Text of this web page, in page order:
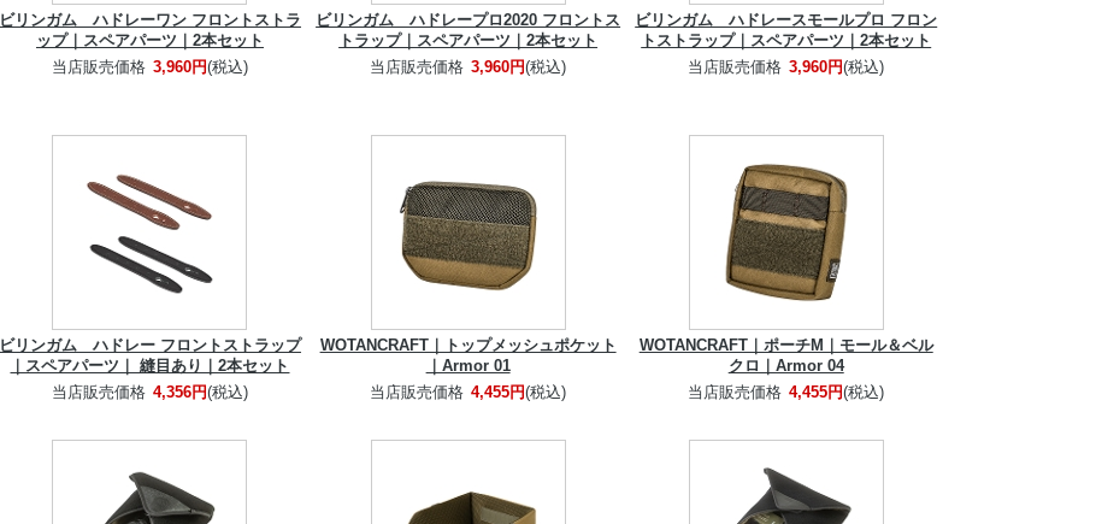
ビリンガム ハドレーワン フロントストラ
ップ｜スペアパーツ｜2本セット
当店販売価格 3,960円(税込)
ビリンガム ハドレープロ2020 フロントス
トラップ｜スペアパーツ｜2本セット
当店販売価格 3,960円(税込)
ビリンガム ハドレースモールプロ フロン
トストラップ｜スペアパーツ｜2本セット
当店販売価格 3,960円(税込)
ビリンガム ハドレー フロントストラップ
｜スペアパーツ｜ 縫目あり｜2本セット
当店販売価格 4,356円(税込)
WOTANCRAFT｜トップメッシュポケット
｜Armor 01
当店販売価格 4,455円(税込)
WOTANCRAFT｜ポーチM｜モール＆ベル
クロ｜Armor 04
当店販売価格 4,455円(税込)